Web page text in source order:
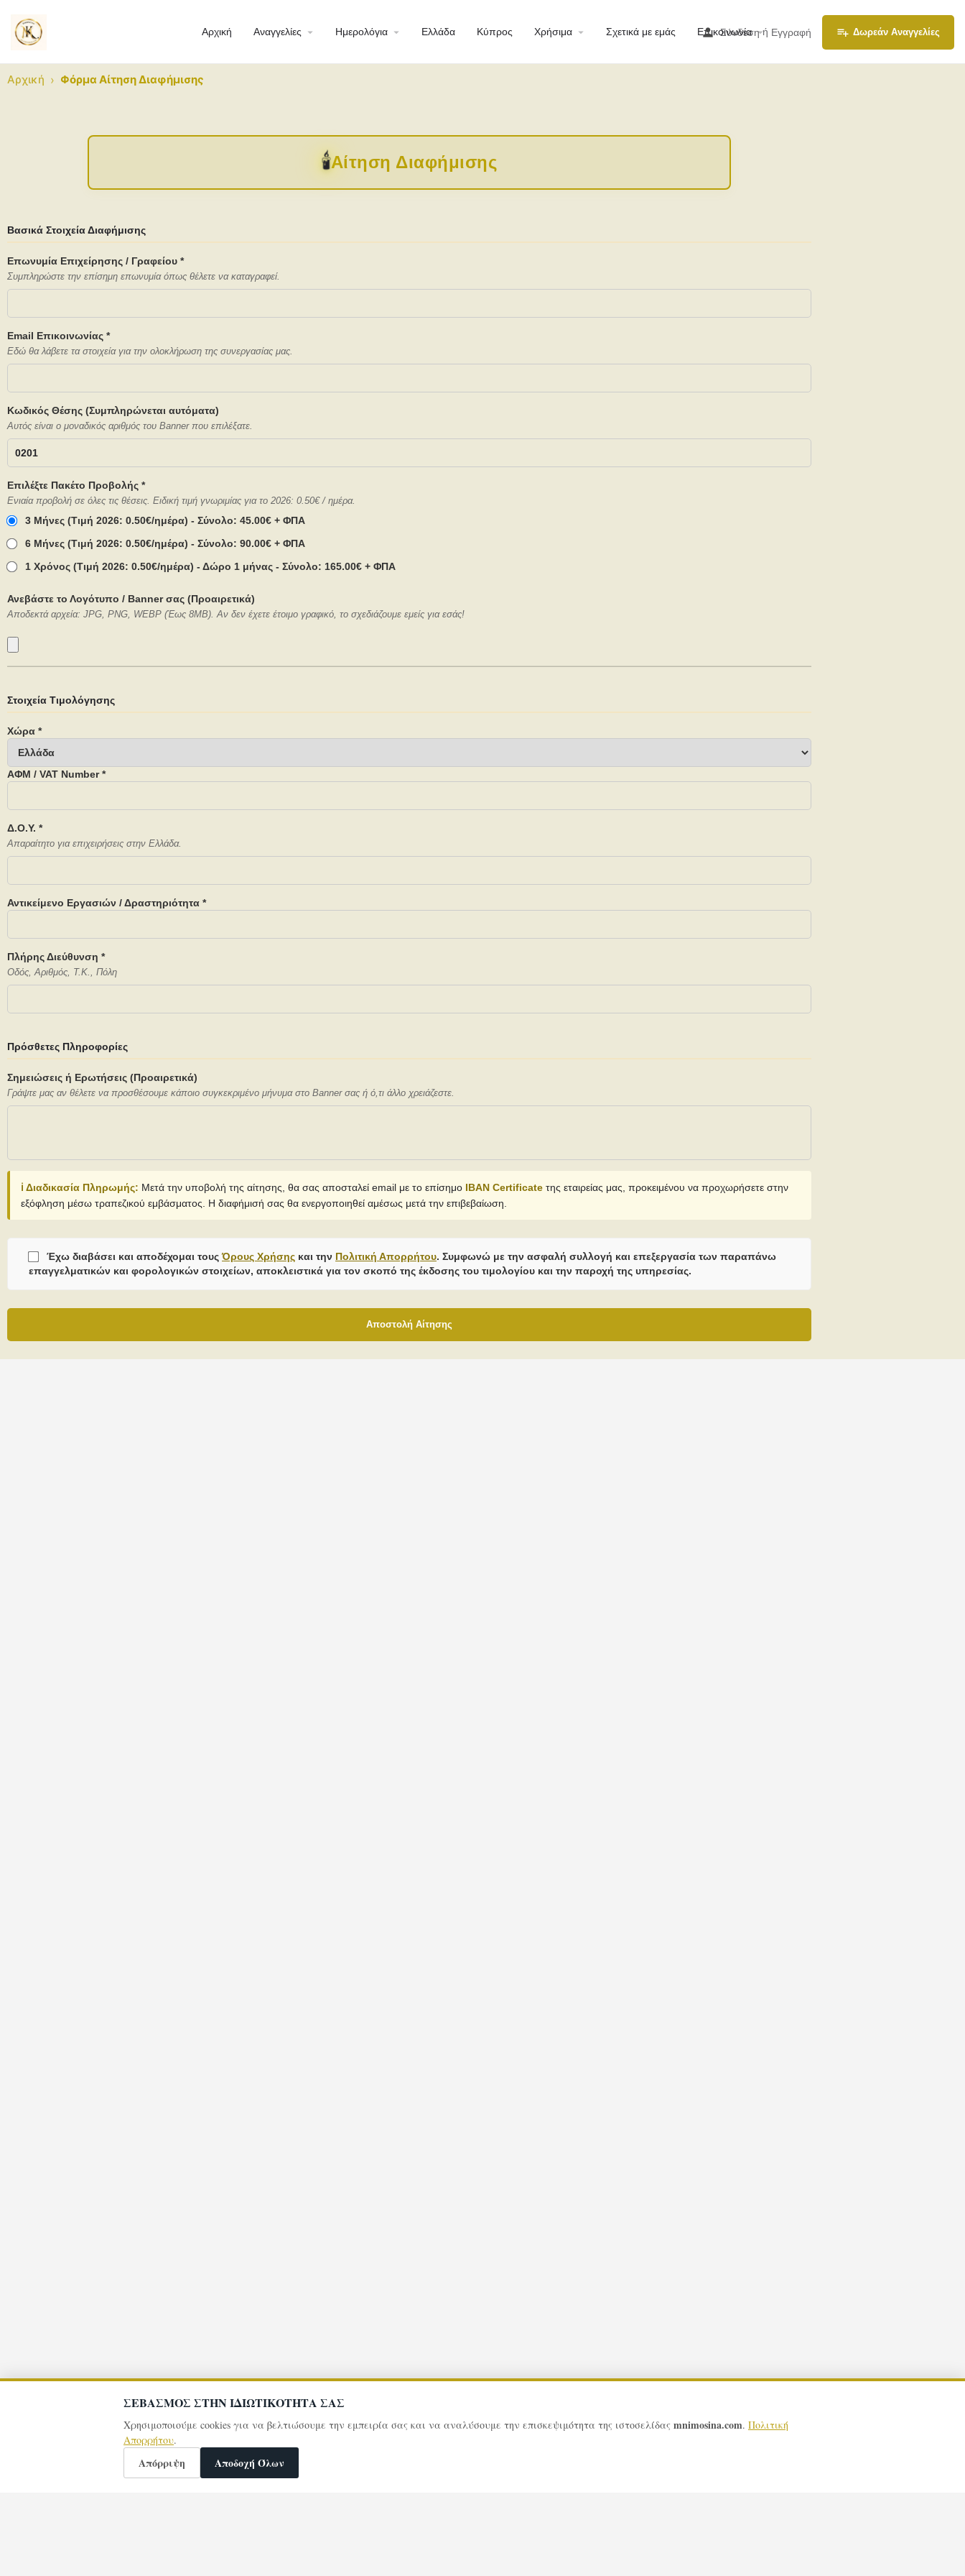
Αρχική Αναγγελίες Ημερολόγια Ελλάδα Κύπρος Χρήσιμα Σχετικά με εμάς Επικοινωνία
Σύνδεση ή Εγγραφή Δωρεάν Αναγγελίες
Αρχική › Φόρμα Αίτηση Διαφήμισης
🕯️Αίτηση Διαφήμισης
Βασικά Στοιχεία Διαφήμισης
Επωνυμία Επιχείρησης / Γραφείου *
Συμπληρώστε την επίσημη επωνυμία όπως θέλετε να καταγραφεί.
Email Επικοινωνίας *
Εδώ θα λάβετε τα στοιχεία για την ολοκλήρωση της συνεργασίας μας.
Κωδικός Θέσης (Συμπληρώνεται αυτόματα)
Αυτός είναι ο μοναδικός αριθμός του Banner που επιλέξατε.
Επιλέξτε Πακέτο Προβολής *
Ενιαία προβολή σε όλες τις θέσεις. Ειδική τιμή γνωριμίας για το 2026: 0.50€ / ημέρα.
3 Μήνες (Τιμή 2026: 0.50€/ημέρα) - Σύνολο: 45.00€ + ΦΠΑ
6 Μήνες (Τιμή 2026: 0.50€/ημέρα) - Σύνολο: 90.00€ + ΦΠΑ
1 Χρόνος (Τιμή 2026: 0.50€/ημέρα) - Δώρο 1 μήνας - Σύνολο: 165.00€ + ΦΠΑ
Ανεβάστε το Λογότυπο / Banner σας (Προαιρετικά)
Αποδεκτά αρχεία: JPG, PNG, WEBP (Έως 8MB). Αν δεν έχετε έτοιμο γραφικό, το σχεδιάζουμε εμείς για εσάς!
Στοιχεία Τιμολόγησης
Χώρα *
ΑΦΜ / VAT Number *
Δ.Ο.Υ. *
Απαραίτητο για επιχειρήσεις στην Ελλάδα.
Αντικείμενο Εργασιών / Δραστηριότητα *
Πλήρης Διεύθυνση *
Οδός, Αριθμός, Τ.Κ., Πόλη
Πρόσθετες Πληροφορίες
Σημειώσεις ή Ερωτήσεις (Προαιρετικά)
Γράψτε μας αν θέλετε να προσθέσουμε κάποιο συγκεκριμένο μήνυμα στο Banner σας ή ό,τι άλλο χρειάζεστε.
ℹ️ Διαδικασία Πληρωμής: Μετά την υποβολή της αίτησης, θα σας αποσταλεί email με το επίσημο IBAN Certificate της εταιρείας μας, προκειμένου να προχωρήσετε στην
εξόφληση μέσω τραπεζικού εμβάσματος. Η διαφήμισή σας θα ενεργοποιηθεί αμέσως μετά την επιβεβαίωση.
Έχω διαβάσει και αποδέχομαι τουςΌρους Χρήσης και την Πολιτική Απορρήτου. Συμφωνώ με την ασφαλή συλλογή και επεξεργασία των παραπάνω
επαγγελματικών και φορολογικών στοιχείων, αποκλειστικά για τον σκοπό της έκδοσης του τιμολογίου και την παροχή της υπηρεσίας.
ΣΕΒΑΣΜΟΣ ΣΤΗΝ ΙΔΙΩΤΙΚΟΤΗΤΑ ΣΑΣ
Χρησιμοποιούμε cookies για να βελτιώσουμε την εμπειρία σας και να αναλύσουμε την επισκεψιμότητα της ιστοσελίδας mnimosina.com. Πολιτική
Απορρήτου.
Απόρριψη Αποδοχή Όλων